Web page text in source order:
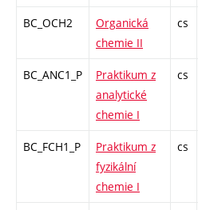
BC_OCH2
Organická
chemie II
cs
BC_ANC1_P
Praktikum z
analytické
chemie I
cs
BC_FCH1_P
Praktikum z
fyzikální
chemie I
cs